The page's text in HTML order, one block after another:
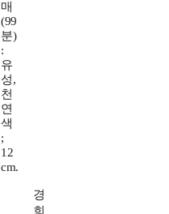
매
(99
분)
:
유
성,
천
연
색
;
12
cm.
경
희